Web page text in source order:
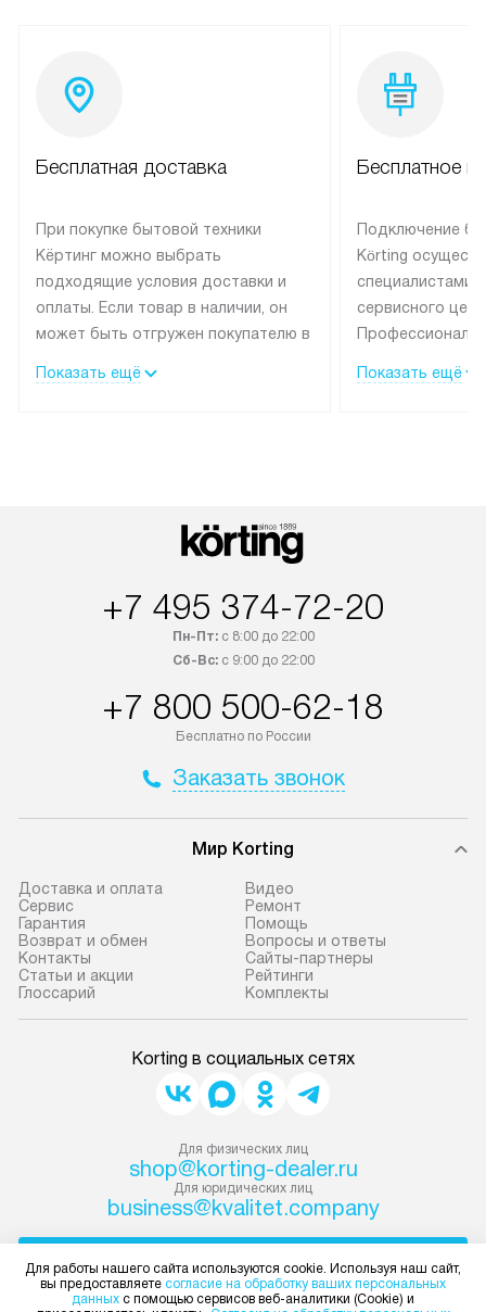
Бесплатная доставка
При покупке бытовой техники
Кёртинг можно выбрать
подходящие условия доставки и
оплаты. Если товар в наличии, он
может быть отгружен покупателю в
Показать ещё
Бесплатное
Подключение
Körting
специалистами
сервисного
эксплуатации
Показать ещё
+7 495 374-72-20
Пн-Пт:с 8:00 до 22:00
Сб-Вс:с 9:00 до 22:00
+7 800 500-62-18
Бесплатно по России
Заказать звонок
Мир Korting
Доставка и оплата
Сервис
Гарантия
Возврат и обмен
Контакты
Статьи и акции
Глоссарий
Видео
Ремонт
Помощь
Вопросы и ответы
Сайты-партнеры
Рейтинги
Комплекты
Korting в социальных сетях
Для физических лиц
shop@korting-dealer.ru
Для юридических лиц
business@kvalitet.company
Для работы нашего сайта используются cookie. Используя наш сайт,
вы предоставляете согласие на обработку ваших персональных
данных с помощью сервисов веб-аналитики (Cookie) и